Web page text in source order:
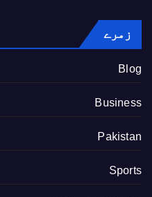
زمرے
Blog
Business
Pakistan
Sports